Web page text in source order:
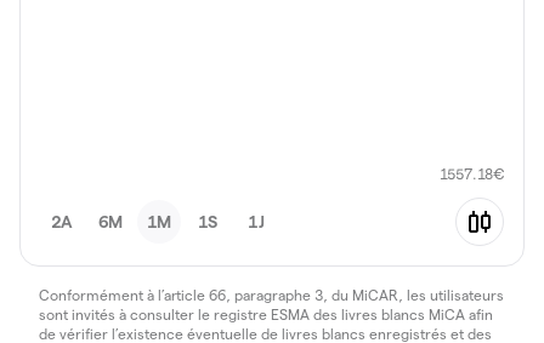
1557.18€
2A 6M 1M 1S 1J
Conformément à l’article 66, paragraphe 3, du MiCAR, les utilisateurs
sont invités à consulter le registre ESMA des livres blancs MiCA afin
de vérifier l’existence éventuelle de livres blancs enregistrés et des